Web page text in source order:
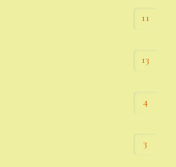
11
13
4
3